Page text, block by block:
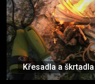
Křesadla a škrtadla